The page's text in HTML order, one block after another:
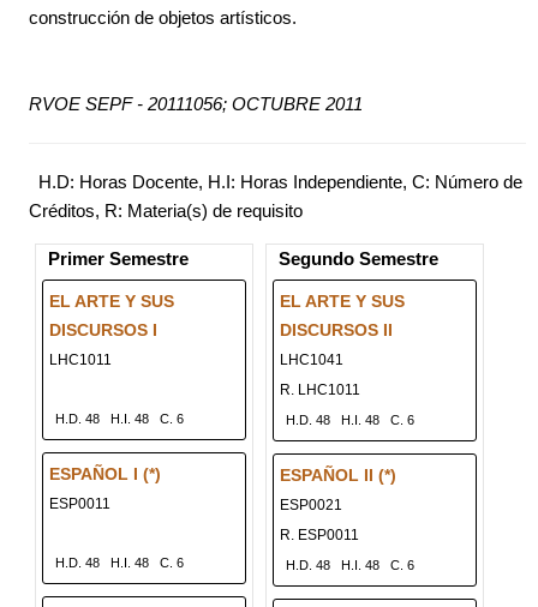
construcción de objetos artísticos.
RVOE SEPF - 20111056; OCTUBRE 2011
H.D: Horas Docente, H.I: Horas Independiente, C: Número de
Créditos, R: Materia(s) de requisito
Primer Semestre
EL ARTE Y SUS
DISCURSOS I
LHC1011
H.D. 48 H.I. 48 C. 6
ESPAÑOL I (*)
ESP0011
H.D. 48 H.I. 48 C. 6
Segundo Semestre
EL ARTE Y SUS
DISCURSOS II
LHC1041
R. LHC1011
H.D. 48 H.I. 48 C. 6
ESPAÑOL II (*)
ESP0021
R. ESP0011
H.D. 48 H.I. 48 C. 6